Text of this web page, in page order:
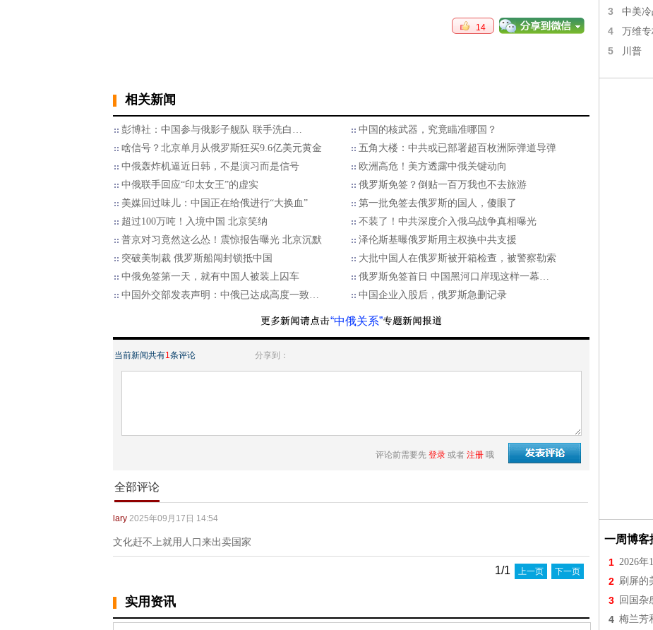
14
相关新闻
彭博社：中国参与俄影子舰队 联手洗白…
中国的核武器，究竟瞄准哪国？
啥信号？北京单月从俄罗斯狂买9.6亿美元黄金
五角大楼：中共或已部署超百枚洲际弹道导弹
中俄轰炸机逼近日韩，不是演习而是信号
欧洲高危！美方透露中俄关键动向
中俄联手回应“印太女王”的虚实
俄罗斯免签？倒贴一百万我也不去旅游
美媒回过味儿：中国正在给俄进行“大换血”
第一批免签去俄罗斯的国人，傻眼了
超过100万吨！入境中国 北京笑纳
不装了！中共深度介入俄乌战争真相曝光
普京对习竟然这么怂！震惊报告曝光 北京沉默
泽伦斯基曝俄罗斯用主权换中共支援
突破美制裁 俄罗斯船闯封锁抵中国
大批中国人在俄罗斯被开箱检查，被警察勒索
中俄免签第一天，就有中国人被装上囚车
俄罗斯免签首日 中国黑河口岸现这样一幕…
中国外交部发表声明：中俄已达成高度一致…
中国企业入股后，俄罗斯急删记录
“中俄关系”
当前新闻共有1条评论 分享到：
评论前需要先 登录 或者 注册 哦
全部评论
lary 2025年09月17日 14:54
文化赶不上就用人口来出卖国家
1/1 上一页 下一页
实用资讯
3 中美
4 万维
5 川普
一周博客
1 2026年
2 刷屏的
3 回国杂
4 梅兰芳